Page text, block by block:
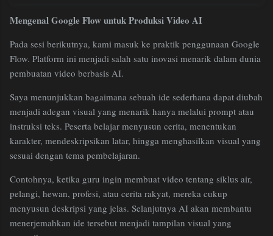
Mengenal Google Flow untuk Produksi Video AI
Pada sesi berikutnya, kami masuk ke praktik penggunaan Google
Flow. Platform ini menjadi salah satu inovasi menarik dalam dunia
pembuatan video berbasis AI.
Saya menunjukkan bagaimana sebuah ide sederhana dapat diubah
menjadi adegan visual yang menarik hanya melalui prompt atau
instruksi teks. Peserta belajar menyusun cerita, menentukan
karakter, mendeskripsikan latar, hingga menghasilkan visual yang
sesuai dengan tema pembelajaran.
Contohnya, ketika guru ingin membuat video tentang siklus air,
pelangi, hewan, profesi, atau cerita rakyat, mereka cukup
menyusun deskripsi yang jelas. Selanjutnya AI akan membantu
menerjemahkan ide tersebut menjadi tampilan visual yang